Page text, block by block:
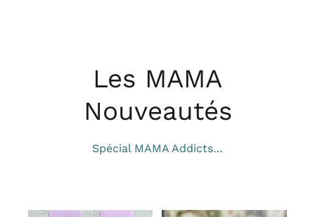
Les MAMA
Nouveautés
Spécial MAMA Addicts…